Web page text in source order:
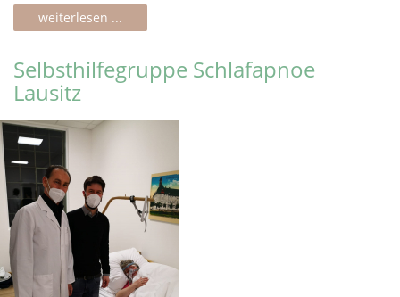
weiterlesen ...
Selbsthilfegruppe Schlafapnoe
Lausitz